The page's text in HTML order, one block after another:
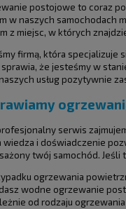
postojowe to coraz
w naszych samochodach
z miejsc, w których
firmą, która
sprawia, że jesteśmy w
usług pozytywnie
serwis
wiedza i doświadczenie
twój samochód. Jeśli
ogrzewania
wodne ogrzewanie
od rodzaju